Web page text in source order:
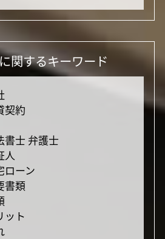
関するキーワード
契約
書士 弁護士
人
ローン
書類
ット